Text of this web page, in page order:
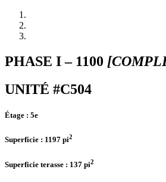
PHASE I – 1100
UNITÉ #C504
Étage : 5e
Superficie : 1197 pi2
Superficie terasse : 137 pi2